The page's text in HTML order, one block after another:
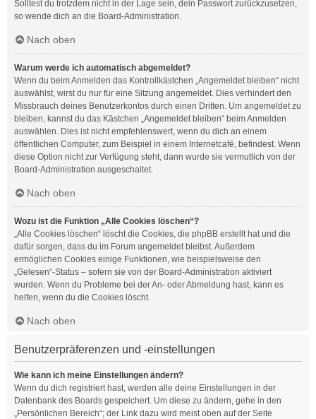
Solltest du trotzdem nicht in der Lage sein, dein Passwort zurückzusetzen,
so wende dich an die Board-Administration.
Nach oben
Warum werde ich automatisch abgemeldet?
Wenn du beim Anmelden das Kontrollkästchen „Angemeldet bleiben“ nicht
auswählst, wirst du nur für eine Sitzung angemeldet. Dies verhindert den
Missbrauch deines Benutzerkontos durch einen Dritten. Um angemeldet zu
bleiben, kannst du das Kästchen „Angemeldet bleiben“ beim Anmelden
auswählen. Dies ist nicht empfehlenswert, wenn du dich an einem
öffentlichen Computer, zum Beispiel in einem Internetcafé, befindest. Wenn
diese Option nicht zur Verfügung steht, dann wurde sie vermutlich von der
Board-Administration ausgeschaltet.
Nach oben
Wozu ist die Funktion „Alle Cookies löschen“?
„Alle Cookies löschen“ löscht die Cookies, die phpBB erstellt hat und die
dafür sorgen, dass du im Forum angemeldet bleibst. Außerdem
ermöglichen Cookies einige Funktionen, wie beispielsweise den
„Gelesen“-Status – sofern sie von der Board-Administration aktiviert
wurden. Wenn du Probleme bei der An- oder Abmeldung hast, kann es
helfen, wenn du die Cookies löscht.
Nach oben
Benutzerpräferenzen und -einstellungen
Wie kann ich meine Einstellungen ändern?
Wenn du dich registriert hast, werden alle deine Einstellungen in der
Datenbank des Boards gespeichert. Um diese zu ändern, gehe in den
„Persönlichen Bereich“; der Link dazu wird meist oben auf der Seite